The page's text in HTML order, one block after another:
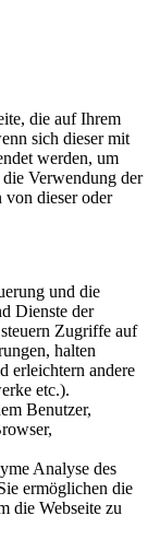
die auf Ihrem
sich dieser mit
werden, um
Verwendung der
von dieser oder
und die
Dienste der
Zugriffe auf
halten
erleichtern andere
etc.).
Benutzer,
Analyse des
ermöglichen die
die Webseite zu